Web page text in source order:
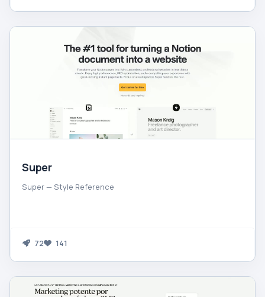
Super
Super — Style Reference
72 141